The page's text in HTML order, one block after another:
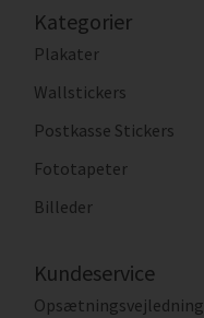
Kategorier
Plakater
Wallstickers
Postkasse Stickers
Fototapeter
Billeder
Kundeservice
Opsætningsvejledning